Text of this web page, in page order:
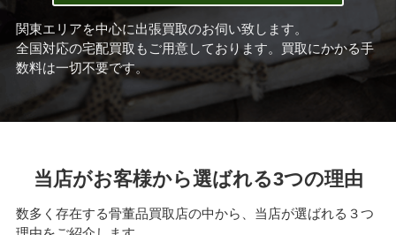
関東エリアを中心に出張買取のお伺い致します。
全国対応の宅配買取もご用意しております。買取にかかる手
数料は一切不要です。
当店がお客様から選ばれる3つの理由
数多く存在する骨董品買取店の中から、当店が選ばれる３つ